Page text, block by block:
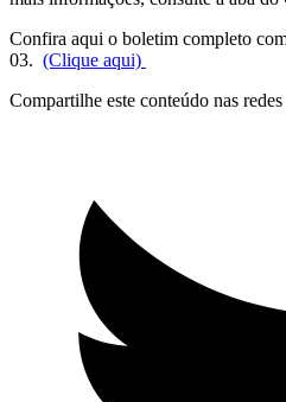
Confira aqui o boletim completo
03. (Clique aqui)
Compartilhe este conteúdo nas redes